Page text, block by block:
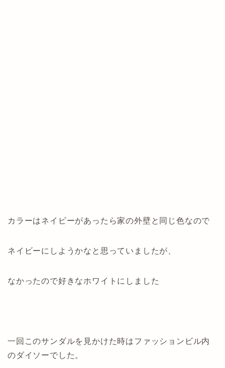
カラーはネイビーがあったら家の外壁と同じ色なので
ネイビーにしようかなと思っていましたが、
なかったので好きなホワイトにしました
一回このサンダルを見かけた時はファッションビル内
のダイソーでした。